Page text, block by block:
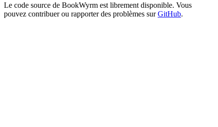
Le code source de BookWyrm est librement disponible. Vous
pouvez contribuer ou rapporter des problèmes surGitHub.